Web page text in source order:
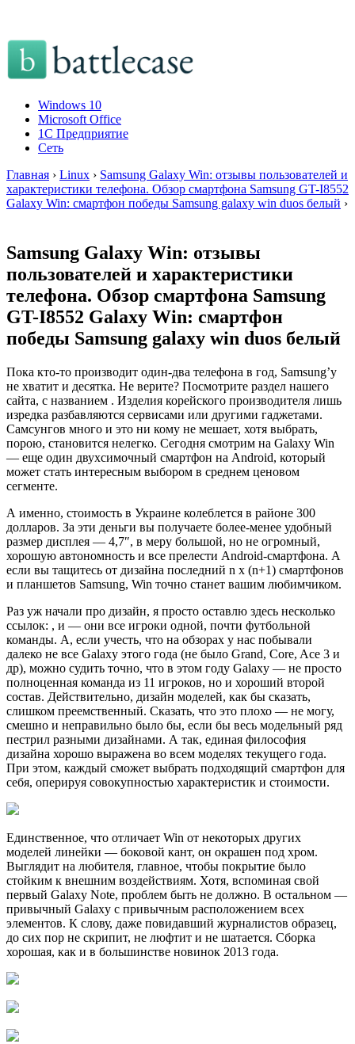
Windows 10
Microsoft Office
1C Предприятие
Сеть
Главная › Linux › Samsung Galaxy Win: отзывы пользователей и
характеристики телефона. Обзор смартфона Samsung GT-I8552
Galaxy Win: смартфон победы Samsung galaxy win duos белый ›
Samsung Galaxy Win: отзывы
пользователей и характеристики
телефона. Обзор смартфона Samsung
GT-I8552 Galaxy Win: смартфон
победы Samsung galaxy win duos белый
Пока кто-то производит один-два телефона в год, Samsung’у
не хватит и десятка. Не верите? Посмотрите раздел нашего
сайта, с названием . Изделия корейского производителя лишь
изредка разбавляются сервисами или другими гаджетами.
Самсунгов много и это ни кому не мешает, хотя выбрать,
порою, становится нелегко. Сегодня смотрим на Galaxy Win
— еще один двухсимочный смартфон на Android, который
может стать интересным выбором в среднем ценовом
сегменте.
А именно, стоимость в Украине колеблется в районе 300
долларов. За эти деньги вы получаете более-менее удобный
размер дисплея — 4,7″, в меру большой, но не огромный,
хорошую автономность и все прелести Android-смартфона. А
если вы тащитесь от дизайна последний n x (n+1) смартфонов
и планшетов Samsung, Win точно станет вашим любимчиком.
Раз уж начали про дизайн, я просто оставлю здесь несколько
ссылок: , и — они все игроки одной, почти футбольной
команды. А, если учесть, что на обзорах у нас побывали
далеко не все Galaxy этого года (не было Grand, Core, Ace 3 и
др), можно судить точно, что в этом году Galaxy — не просто
полноценная команда из 11 игроков, но и хороший второй
состав. Действительно, дизайн моделей, как бы сказать,
слишком преемственный. Сказать, что это плохо — не могу,
смешно и неправильно было бы, если бы весь модельный ряд
пестрил разными дизайнами. А так, единая философия
дизайна хорошо выражена во всем моделях текущего года.
При этом, каждый сможет выбрать подходящий смартфон для
себя, оперируя совокупностью характеристик и стоимости.
Единственное, что отличает Win от некоторых других
моделей линейки — боковой кант, он окрашен под хром.
Выглядит на любителя, главное, чтобы покрытие было
стойким к внешним воздействиям. Хотя, вспоминая свой
первый Galaxy Note, проблем быть не должно. В остальном —
привычный Galaxy с привычным расположением всех
элементов. К слову, даже повидавший журналистов образец,
до сих пор не скрипит, не люфтит и не шатается. Сборка
хорошая, как и в большинстве новинок 2013 года.